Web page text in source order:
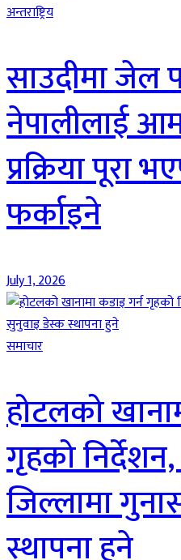
अन्तराष्ट्रिय
साउदीमा जेल
नेपालीलाई
प्रक्रिया पूरा
फर्काइने
July 1, 2026
समाचार
होटलको
गृहको
जिल्लामा
स्थापना हुने